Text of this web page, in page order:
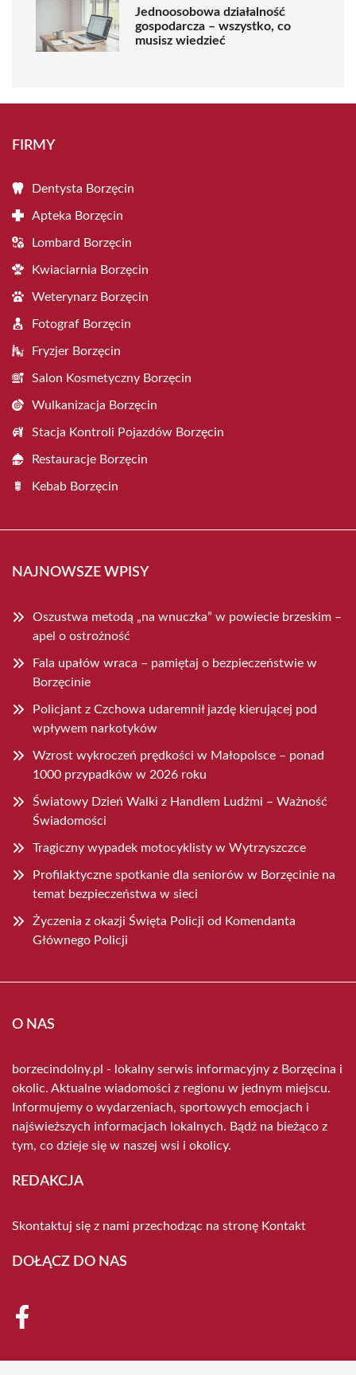
Jednoosobowa działalność
gospodarcza – wszystko, co
musisz wiedzieć
FIRMY
Dentysta Borzęcin
Apteka Borzęcin
Lombard Borzęcin
Kwiaciarnia Borzęcin
Weterynarz Borzęcin
Fotograf Borzęcin
Fryzjer Borzęcin
Salon Kosmetyczny Borzęcin
Wulkanizacja Borzęcin
Stacja Kontroli Pojazdów Borzęcin
Restauracje Borzęcin
Kebab Borzęcin
NAJNOWSZE WPISY
Oszustwa metodą „na wnuczka” w powiecie brzeskim –
apel o ostrożność
Fala upałów wraca – pamiętaj o bezpieczeństwie w
Borzęcinie
Policjant z Czchowa udaremnił jazdę kierującej pod
wpływem narkotyków
Wzrost wykroczeń prędkości w Małopolsce – ponad
1000 przypadków w 2026 roku
Światowy Dzień Walki z Handlem Ludźmi – Ważność
Świadomości
Tragiczny wypadek motocyklisty w Wytrzyszczce
Profilaktyczne spotkanie dla seniorów w Borzęcinie na
temat bezpieczeństwa w sieci
Życzenia z okazji Święta Policji od Komendanta
Głównego Policji
O NAS
borzecindolny.pl - lokalny serwis informacyjny z Borzęcina i
okolic. Aktualne wiadomości z regionu w jednym miejscu.
Informujemy o wydarzeniach, sportowych emocjach i
najświeższych informacjach lokalnych. Bądź na bieżąco z
tym, co dzieje się w naszej wsi i okolicy.
REDAKCJA
Skontaktuj się z nami przechodząc na stronę Kontakt
DOŁĄCZ DO NAS